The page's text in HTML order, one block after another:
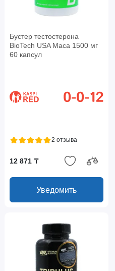
Бустер тестостерона
BioTech USA Maca 1500 мг
60 капсул
2 отзыва
12 871 ₸
Уведомить